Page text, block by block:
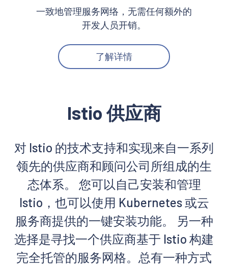
一致地管理服务网络，无需任何额外的
开发人员开销。
了解详情
Istio 供应商
对 Istio 的技术支持和实现来自一系列
领先的供应商和顾问公司所组成的生
态体系。 您可以自己安装和管理
Istio，也可以使用 Kubernetes 或云
服务商提供的一键安装功能。 另一种
选择是寻找一个供应商基于 Istio 构建
完全托管的服务网格。总有一种方式